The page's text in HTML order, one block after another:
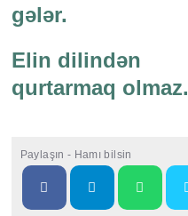
gələr.
Elin dilindən
qurtarmaq olmaz.
Paylaşın - Hamı bilsin